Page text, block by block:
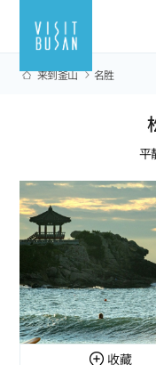
来到釜山 名胜
平
收藏